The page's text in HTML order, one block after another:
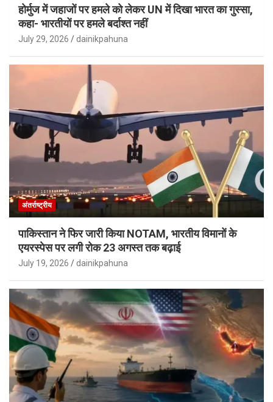
होर्मुज में जहाजों पर हमले को लेकर UN में दिखा भारत का गुस्सा,
कहा- भारतीयों पर हमले बर्दाश्त नहीं
July 29, 2026 dainikpahuna
अंतर्राष्ट्रीय
पाकिस्तान ने फिर जारी किया NOTAM, भारतीय विमानों के
एयरस्पेस पर लगी रोक 23 अगस्त तक बढ़ाई
July 19, 2026 dainikpahuna